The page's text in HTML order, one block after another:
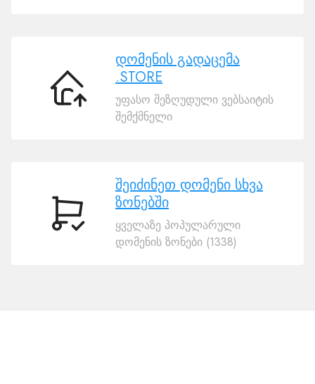
დომენის
გადაცემა
დომენის გადაცემა
.STORE
უფასო შეზღუდული ვებსაიტის
შემქმნელი
შეიძინეთ
შეიძინეთ დომენი სხვა
ზონებში
ყველაზე პოპულარული
დომენის ზონები (1338)